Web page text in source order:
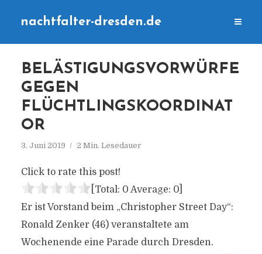
nachtfalter-dresden.de
BELÄSTIGUNGSVORWÜRFE
GEGEN
FLÜCHTLINGSKOORDINAT
OR
3. Juni 2019 2 Min. Lesedauer
Click to rate this post!
[Total: 0 Average: 0]
Er ist Vorstand beim „Christopher Street Day“:
Ronald Zenker (46) veranstaltete am
Wochenende eine Parade durch Dresden.